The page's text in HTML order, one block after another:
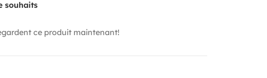
souhaits
ce produit maintenant!